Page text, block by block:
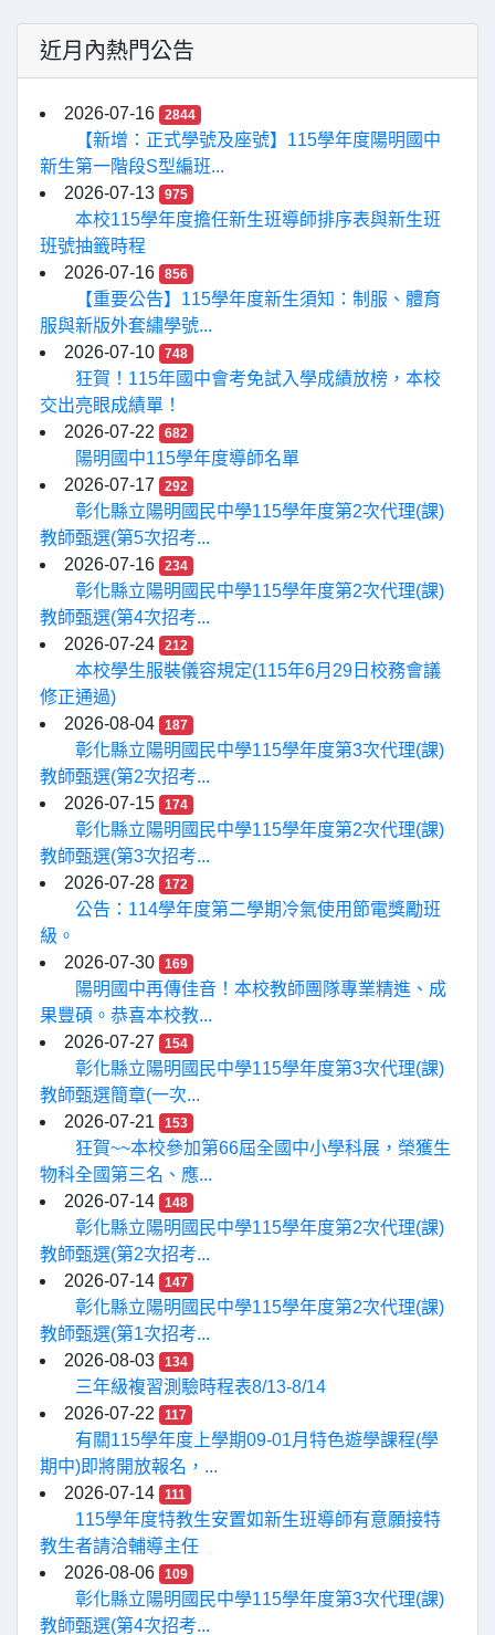
近月內熱門公告
2026-07-16 2844
【新增：正式學號及座號】115學年度陽明國中
新生第一階段S型編班...
2026-07-13
975
本校115學年度擔任新生班導師排序表與新生班
班號抽籤時程
2026-07-16
856
【重要公告】115學年度新生須知：制服、體育
服與新版外套繡學號...
2026-07-10
748
狂賀！115年國中會考免試入學成績放榜，本校
交出亮眼成績單！
2026-07-22
682
陽明國中115學年度導師名單
2026-07-17
292
彰化縣立陽明國民中學115學年度第2次代理(課)
教師甄選(第5次招考...
2026-07-16
234
彰化縣立陽明國民中學115學年度第2次代理(課)
教師甄選(第4次招考...
2026-07-24
212
本校學生服裝儀容規定(115年6月29日校務會議
修正通過)
2026-08-04
187
彰化縣立陽明國民中學115學年度第3次代理(課)
教師甄選(第2次招考...
2026-07-15
174
彰化縣立陽明國民中學115學年度第2次代理(課)
教師甄選(第3次招考...
2026-07-28
172
公告：114學年度第二學期冷氣使用節電獎勵班
級。
2026-07-30
169
陽明國中再傳佳音！本校教師團隊專業精進、成
果豐碩。恭喜本校教...
2026-07-27
154
彰化縣立陽明國民中學115學年度第3次代理(課)
教師甄選簡章(一次...
2026-07-21
153
狂賀~~本校參加第66屆全國中小學科展，榮獲生
物科全國第三名、應...
2026-07-14
148
彰化縣立陽明國民中學115學年度第2次代理(課)
教師甄選(第2次招考...
2026-07-14
147
彰化縣立陽明國民中學115學年度第2次代理(課)
教師甄選(第1次招考...
2026-08-03
134
三年級複習測驗時程表8/13-8/14
2026-07-22
117
有關115學年度上學期09-01月特色遊學課程(學
期中)即將開放報名，...
2026-07-14
111
115學年度特教生安置如新生班導師有意願接特
教生者請洽輔導主任
2026-08-06
109
彰化縣立陽明國民中學115學年度第3次代理(課)
教師甄選(第4次招考...